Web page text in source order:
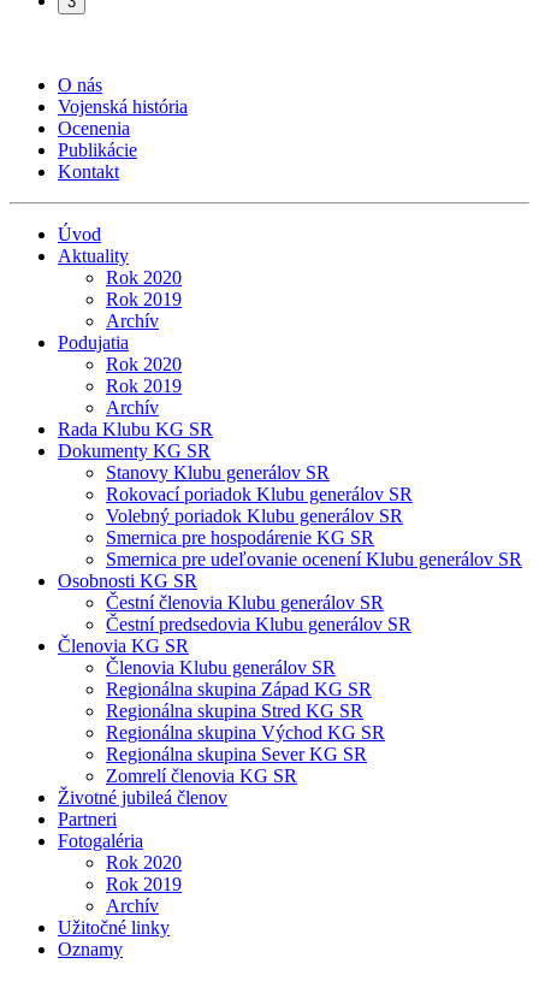
O nás
Vojenská história
Ocenenia
Publikácie
Kontakt
Úvod
Aktuality
Rok 2020
Rok 2019
Archív
Podujatia
Rok 2020
Rok 2019
Archív
Rada Klubu KG SR
Dokumenty KG SR
Stanovy Klubu generálov SR
Rokovací poriadok Klubu generálov SR
Volebný poriadok Klubu generálov SR
Smernica pre hospodárenie KG SR
Smernica pre udeľovanie ocenení Klubu generálov SR
Osobnosti KG SR
Čestní členovia Klubu generálov SR
Čestní predsedovia Klubu generálov SR
Členovia KG SR
Členovia Klubu generálov SR
Regionálna skupina Západ KG SR
Regionálna skupina Stred KG SR
Regionálna skupina Východ KG SR
Regionálna skupina Sever KG SR
Zomrelí členovia KG SR
Životné jubileá členov
Partneri
Fotogaléria
Rok 2020
Rok 2019
Archív
Užitočné linky
Oznamy